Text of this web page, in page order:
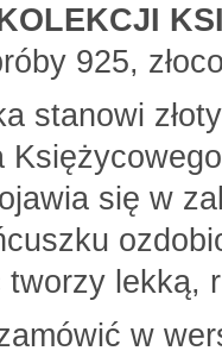
925,
stanowi
się w
tworzy
w